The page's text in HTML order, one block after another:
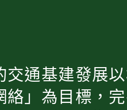
交通基建發展
絡」為目標，